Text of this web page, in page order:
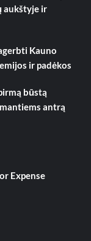
aukštyje ir
Kauno
ir padėkos
būstą
antrą
Expense